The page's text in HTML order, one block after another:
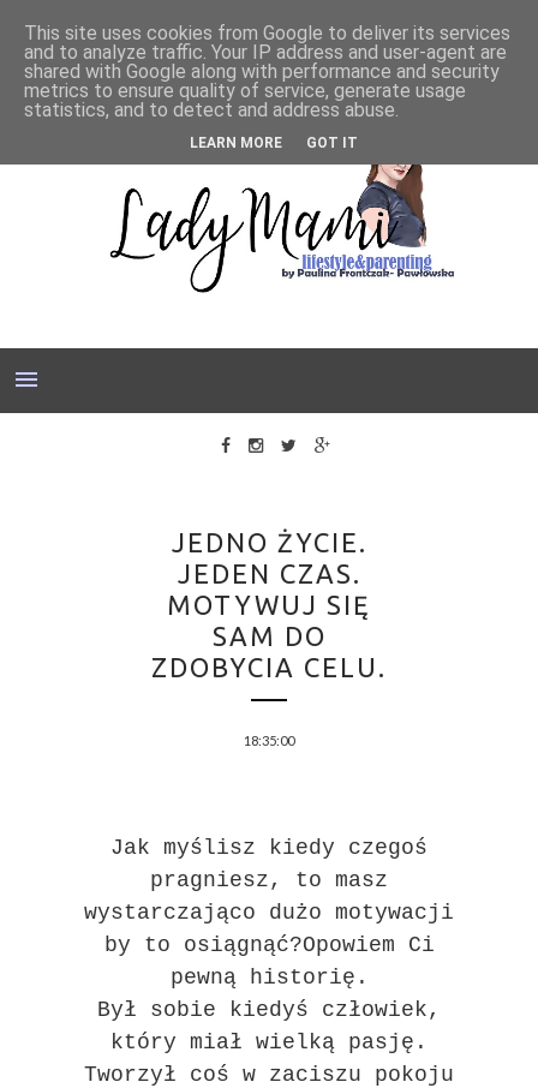
JEDNO ŻYCIE.
JEDEN CZAS.
MOTYWUJ SIĘ
SAM DO
ZDOBYCIA CELU.
18:35:00
Jak myślisz kiedy czegoś
pragniesz, to masz
wystarczająco dużo motywacji
by to osiągnąć?Opowiem Ci
pewną historię.
Był sobie kiedyś człowiek,
który miał wielką pasję.
Tworzył coś w zaciszu pokoju
This site uses cookies from Google to deliver its services
and to analyze traffic. Your IP address and user-agent are
shared with Google along with performance and security
metrics to ensure quality of service, generate usage
statistics, and to detect and address abuse.
LEARN MORE GOT IT